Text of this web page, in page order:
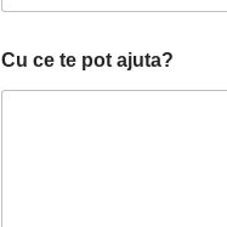
t
Cu ce te pot ajuta?